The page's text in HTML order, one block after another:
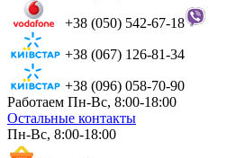
+38 (050) 542-67-18
+38 (067) 126-81-34
+38 (096) 058-70-90
Работаем Пн-Вс, 8:00-18:00
Остальные контакты
Пн-Вс, 8:00-18:00